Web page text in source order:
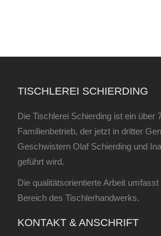
TISCHLEREI SCHIERDING
Die Tischlerei Schierding ist ein über
Familienbetrieb, der jetzt in dritter
Geschwistern Olaf Schierding und
geführt wird.
Die qualitätsorientierte Arbeit
Bereich des Tischlerhandwerks.
KONTAKT & ANSCHRIFT